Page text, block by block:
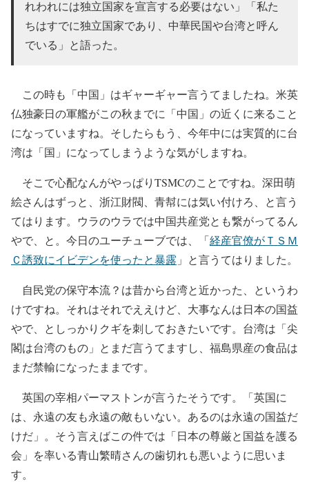
れわれには独立国家を宣言する必要はない」「私た
ちはすでに独立国家であり、中華民国や台湾と呼ん
でいる」と語った。
この時も「中国」はギャーギャー言うてましたね。米英
仏独豪日の軍艦がこの秋までに「中国」の近くに来ること
になっていますね。そしたらもう、今年中には実質的に台
湾は「国」になってしまうような気がしますね。
そこで心配なんがやっぱりTSMCのことですね。深田萌
絵さんはずっと、浙江財閥、青幇には気い付けろ、と言う
てはります。ウラのウラでは中国共産党とも繋がってるん
やで、と。今日のユーチューブでは、「経産官僚がＴＳＭ
Ｃ誘致にイビデンを使ったと暴露 」と言うてはりました。
自民党の保守本流？は昔から台湾と近かった、というわ
けですね。それはそれでええけど、大事なんは日本の国益
やで、としっかりクギを刺しておきたいです。台湾は「尖
閣は台湾のもの」とまだ言うてますし、福島県産の食品は
まだ禁輸になったままです。
英国の宰相パーマストンが言うたそうです。「英国に
は、永遠の友も永遠の敵もいない。あるのは永遠の国益だ
けだ」。そう言えばこの件では「日本の尊厳と国益を護る
会」を率いる青山繁晴さんの歯切れも悪いように思いま
す。